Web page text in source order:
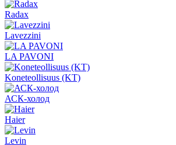
Radax
Lavezzini
LA PAVONI
Koneteollisuus (KT)
АСК-холод
Haier
Levin